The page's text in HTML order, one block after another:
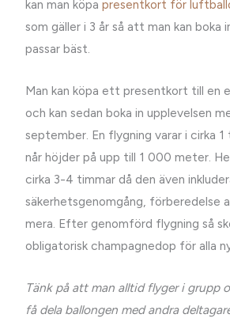
kan man köpapresentkort för
som gäller i 3 år så att man kan boka
passar bäst.
Man kan köpa ett presentkort till en
och kan sedan boka in upplevelsen
september. En flygning varar i cirka
når höjder på upp till 1 000 meter.
cirka 3-4 timmar då den även
säkerhetsgenomgång, förberedelse
mera. Efter genomförd flygning så
obligatorisk champagnedop för alla
Tänk på att man alltid flyger i grupp
få dela ballongen med andra